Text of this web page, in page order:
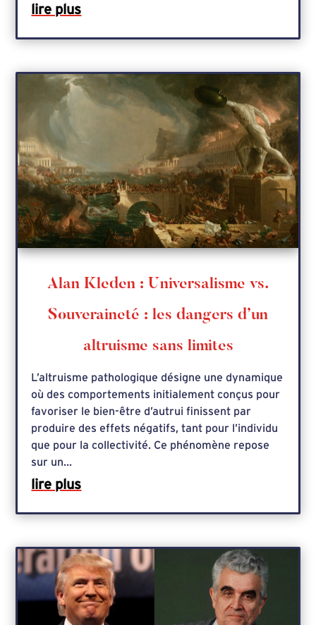
lire plus
Alan Kleden : Universalisme vs.
Souveraineté : les dangers d’un
altruisme sans limites
L’altruisme pathologique désigne une dynamique
où des comportements initialement conçus pour
favoriser le bien-être d’autrui finissent par
produire des effets négatifs, tant pour l’individu
que pour la collectivité. Ce phénomène repose
sur un...
lire plus